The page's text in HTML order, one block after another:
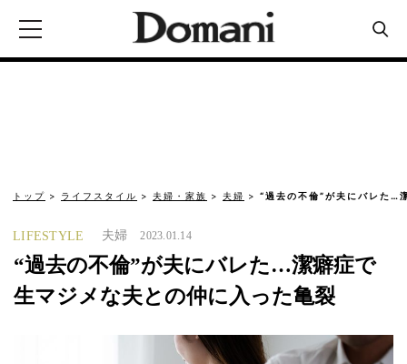
トップ ライフスタイル 夫婦・家族 夫婦 “過去の不倫”が夫にバレた…
LIFESTYLE 夫婦 2023.01.14
“過去の不倫”が夫にバレた…潔癖症で
生マジメな夫との仲に入った亀裂